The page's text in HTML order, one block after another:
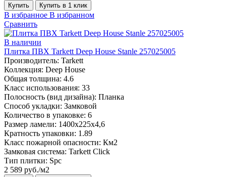
Купить Купить в 1 клик
В избранное В избранном
Сравнить
В наличии
Плитка ПВХ Tarkett Deep House Stanle 257025005
Производитель: Tarkett
Коллекция: Deep House
Общая толщина: 4.6
Класс использования: 33
Полосность (вид дизайна): Планка
Способ укладки: Замковой
Количество в упаковке: 6
Размер ламели: 1400х225х4,6
Кратность упаковки: 1.89
Класс пожарной опасности: Км2
Замковая система: Tarkett Click
Тип плитки: Spc
2 589 руб./м2